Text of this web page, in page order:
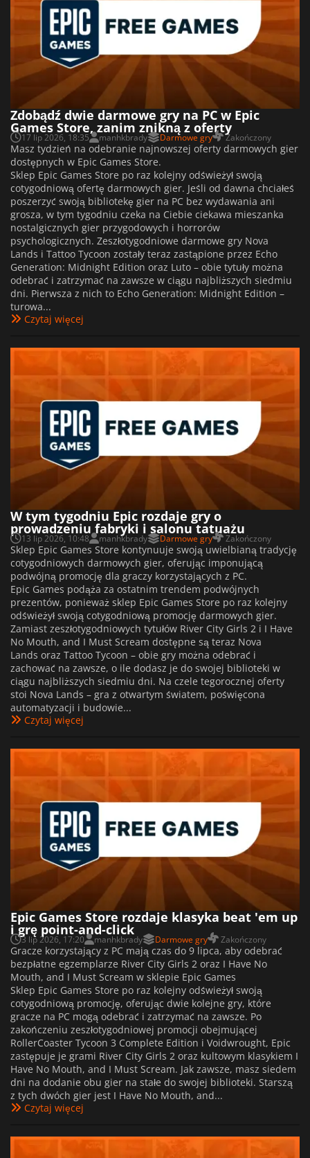
Zdobądź dwie darmowe gry na PC w Epic
Games Store, zanim znikną z oferty
17 lip 2026, 18:35 manhkbrady Darmowe gry Zakończony
Masz tydzień na odebranie najnowszej oferty darmowych gier
dostępnych w Epic Games Store.
Sklep Epic Games Store po raz kolejny odświeżył swoją
cotygodniową ofertę darmowych gier. Jeśli od dawna chciałeś
poszerzyć swoją bibliotekę gier na PC bez wydawania ani
grosza, w tym tygodniu czeka na Ciebie ciekawa mieszanka
nostalgicznych gier przygodowych i horrorów
psychologicznych. Zeszłotygodniowe darmowe gry Nova
Lands i Tattoo Tycoon zostały teraz zastąpione przez Echo
Generation: Midnight Edition oraz Luto – obie tytuły można
odebrać i zatrzymać na zawsze w ciągu najbliższych siedmiu
dni. Pierwsza z nich to Echo Generation: Midnight Edition –
turowa...
Czytaj więcej
W tym tygodniu Epic rozdaje gry o
prowadzeniu fabryki i salonu tatuażu
13 lip 2026, 10:48 manhkbrady Darmowe gry Zakończony
Sklep Epic Games Store kontynuuje swoją uwielbianą tradycję
cotygodniowych darmowych gier, oferując imponującą
podwójną promocję dla graczy korzystających z PC.
Epic Games podąża za ostatnim trendem podwójnych
prezentów, ponieważ sklep Epic Games Store po raz kolejny
odświeżył swoją cotygodniową promocję darmowych gier.
Zamiast zeszłotygodniowych tytułów River City Girls 2 i I Have
No Mouth, and I Must Scream dostępne są teraz Nova
Lands oraz Tattoo Tycoon – obie gry można odebrać i
zachować na zawsze, o ile dodasz je do swojej biblioteki w
ciągu najbliższych siedmiu dni. Na czele tegorocznej oferty
stoi Nova Lands – gra z otwartym światem, poświęcona
automatyzacji i budowie...
Czytaj więcej
Epic Games Store rozdaje klasyka beat 'em up
i grę point-and-click
3 lip 2026, 17:20 manhkbrady Darmowe gry Zakończony
Gracze korzystający z PC mają czas do 9 lipca, aby odebrać
bezpłatne egzemplarze River City Girls 2 oraz I Have No
Mouth, and I Must Scream w sklepie Epic Games
Sklep Epic Games Store po raz kolejny odświeżył swoją
cotygodniową promocję, oferując dwie kolejne gry, które
gracze na PC mogą odebrać i zatrzymać na zawsze. Po
zakończeniu zeszłotygodniowej promocji obejmującej
RollerCoaster Tycoon 3 Complete Edition i Voidwrought, Epic
zastępuje je grami River City Girls 2 oraz kultowym klasykiem I
Have No Mouth, and I Must Scream. Jak zawsze, masz siedem
dni na dodanie obu gier na stałe do swojej biblioteki. Starszą
z tych dwóch gier jest I Have No Mouth, and...
Czytaj więcej